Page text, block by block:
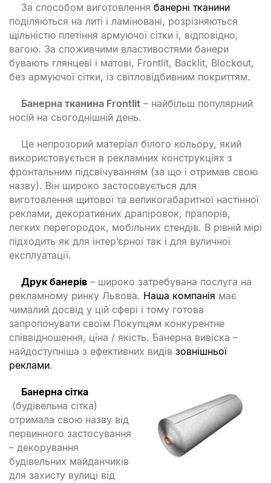
За способом виготовлення банерні тканини
поділяються на литі і ламіновані, розрізняються
щільністю плетіння армуючої сітки і, відповідно,
вагою. За споживчими властивостями банери
бувають глянцеві і матові, Frontlit, Backlit, Blockout,
без армуючої сітки, із світловідбивним покриттям.
Банерна тканина Frontlit – найбільш популярний
носій на сьогоднішній день.
Це непрозорий матеріал білого кольору, який
використовується в рекламних конструкціях з
фронтальним підсвічуванням (за що і отримав свою
назву). Він широко застосовується для
виготовлення щитової та великогабаритної настінної
реклами, декоративних драпіровок, прапорів,
легких перегородок, мобільних стендів. В рівній мірі
підходить як для інтер’єрної так і для вуличної
експлуатації.
Друк банерів – широко затребувана послуга на
рекламному ринку Львова. Наша компанія має
чималий досвід у цій сфері і тому готова
запропонувати своїм Покупцям конкурентне
співвідношення, ціна / якість. Банерна вивіска –
найдоступніша з ефективних видів зовнішньої
реклами.
Банерна сітка
(будівельна сітка)
отримала свою назву від
первинного застосування
– декорування
будівельних майданчиків
для захисту вулиці від